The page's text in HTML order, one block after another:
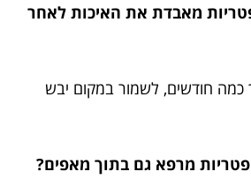
מאבדת את האיכות לאחר
כמה חודשים, לשמור במקום יבש
מרפא גם בתוך מאפים?